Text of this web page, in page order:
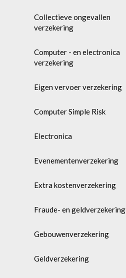
Collectieve ongevallen
verzekering
Computer - en electronica
verzekering
Eigen vervoer verzekering
Computer Simple Risk
Electronica
Evenementenverzekering
Extra kostenverzekering
Fraude- en geldverzekering
Gebouwenverzekering
Geldverzekering